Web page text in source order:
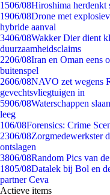
1506/08Hiroshima herdenkt
1906/08Drone met
hybride aanval
3406/08Wakker Dier dient
duurzaamheidsclaims
2206/08Iran en Oman eens
buitenspel
2606/08NAVO zet wegens
gevechtsvliegtuigen in
5906/08Waterschappen
leeg
106/08Forensics: Crime
2306/08Zorgmedewerkster
ontslagen
3806/08Random Pics van
1805/08Datalek bij Bol en
partner Ceva
Actieve items